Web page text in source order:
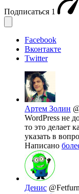
Подписаться 1
Facebook
Вконтакте
Twitter
Артем Золин
WordPress не
то это делает
указать в
Написано
Денис